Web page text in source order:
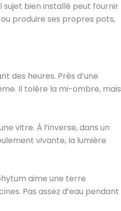
bien installé peut fournir
produire ses propres pots,
des heures. Près d’une
Il tolère la mi-ombre, mais
vitre. À l’inverse, dans un
vivante, la lumière
aime une terre
Pas assez d’eau pendant